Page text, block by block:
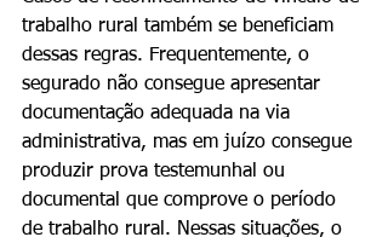
trabalho rural também se beneficiam
dessas regras. Frequentemente, o
segurado não consegue apresentar
documentação adequada na via
administrativa, mas em juízo consegue
produzir prova testemunhal ou
documental que comprove o período
de trabalho rural. Nessas situações, o